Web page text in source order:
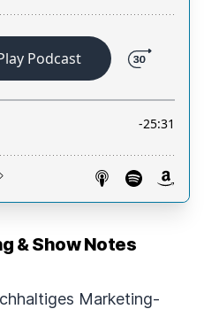
& Show Notes
Marketing-